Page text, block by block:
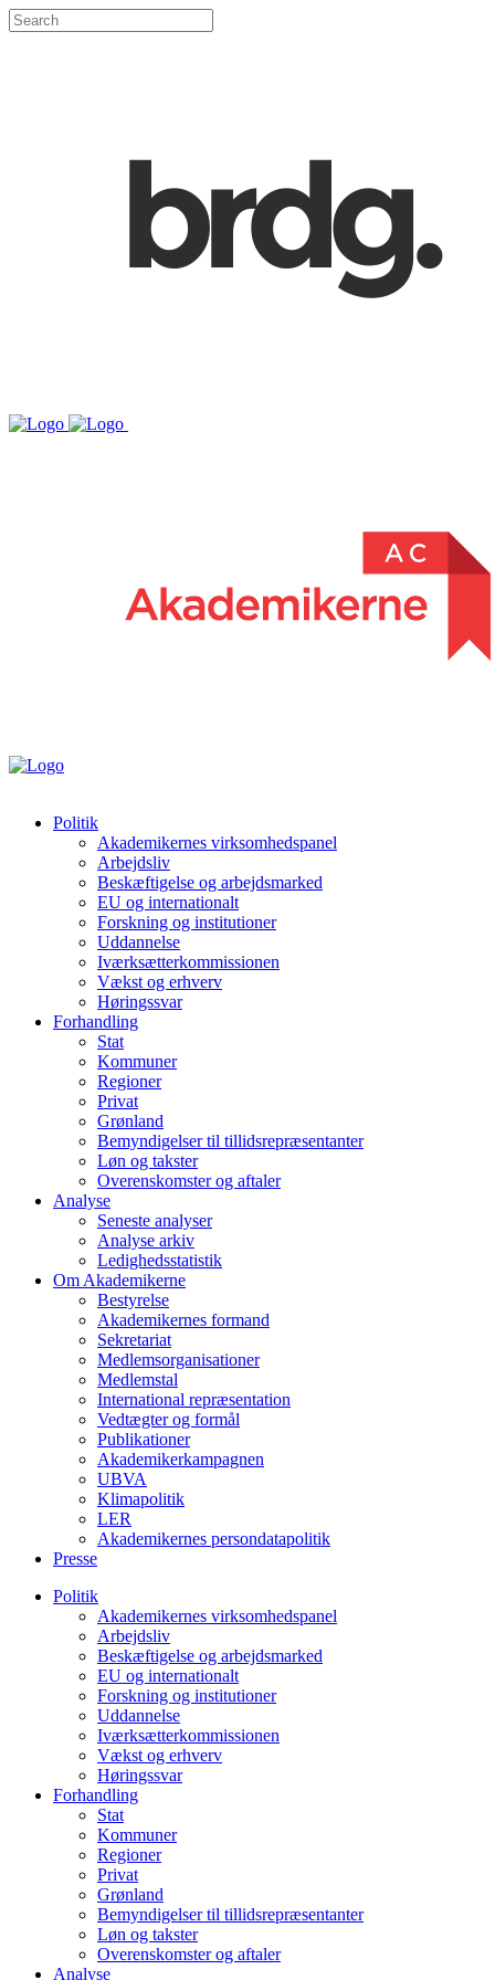
Politik
Akademikernes virksomhedspanel
Arbejdsliv
Beskæftigelse og arbejdsmarked
EU og internationalt
Forskning og institutioner
Uddannelse
Iværksætterkommissionen
Vækst og erhverv
Høringssvar
Forhandling
Stat
Kommuner
Regioner
Privat
Grønland
Bemyndigelser til tillidsrepræsentanter
Løn og takster
Overenskomster og aftaler
Analyse
Seneste analyser
Analyse arkiv
Ledighedsstatistik
Om Akademikerne
Bestyrelse
Akademikernes formand
Sekretariat
Medlemsorganisationer
Medlemstal
International repræsentation
Vedtægter og formål
Publikationer
Akademikerkampagnen
UBVA
Klimapolitik
LER
Akademikernes persondatapolitik
Presse
Politik
Akademikernes virksomhedspanel
Arbejdsliv
Beskæftigelse og arbejdsmarked
EU og internationalt
Forskning og institutioner
Uddannelse
Iværksætterkommissionen
Vækst og erhverv
Høringssvar
Forhandling
Stat
Kommuner
Regioner
Privat
Grønland
Bemyndigelser til tillidsrepræsentanter
Løn og takster
Overenskomster og aftaler
Analyse